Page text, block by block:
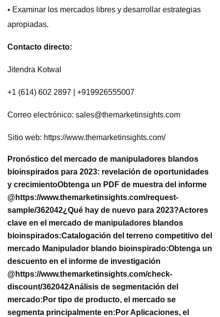
• Examinar los mercados libres y desarrollar estrategias
apropiadas.
Contacto directo:
Jitendra Kotwal
+1 (614) 602 2897 | +919926555007
Correo electrónico: sales@themarketinsights.com
Sitio web: https://www.themarketinsights.com/
Pronóstico del mercado de manipuladores blandos
bioinspirados para 2023: revelación de oportunidades
y crecimientoObtenga un PDF de muestra del informe
@ https://www.themarketinsights.com/request-
sample/362042¿Qué hay de nuevo para 2023?Actores
clave en el mercado de manipuladores blandos
bioinspirados:Catalogación del terreno competitivo del
mercado Manipulador blando bioinspirado:Obtenga un
descuento en el informe de investigación
@ https://www.themarketinsights.com/check-
discount/362042Análisis de segmentación del
mercado: Por tipo de producto, el mercado se
segmenta principalmente en: Por Aplicaciones, el